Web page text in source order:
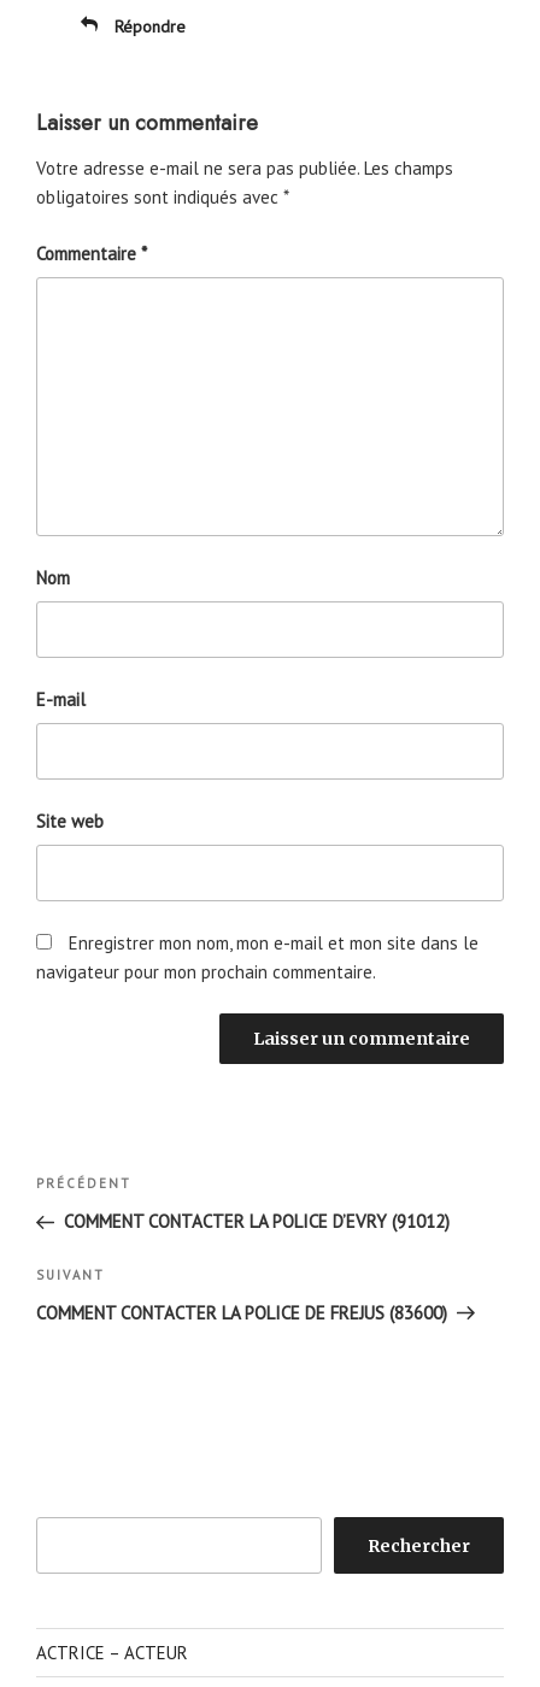
Répondre
Laisser un commentaire
Votre adresse e-mail ne sera pas publiée. Les champs
obligatoires sont indiqués avec *
Commentaire *
Nom
E-mail
Site web
Enregistrer mon nom, mon e-mail et mon site dans le
navigateur pour mon prochain commentaire.
Navigation
l’article
Article
précédent
PRÉCÉDENT
COMMENT CONTACTER LA POLICE D’EVRY (91012)
Article
suivant
SUIVANT
COMMENT CONTACTER LA POLICE DE FREJUS (83600)
Rechercher
ACTRICE – ACTEUR